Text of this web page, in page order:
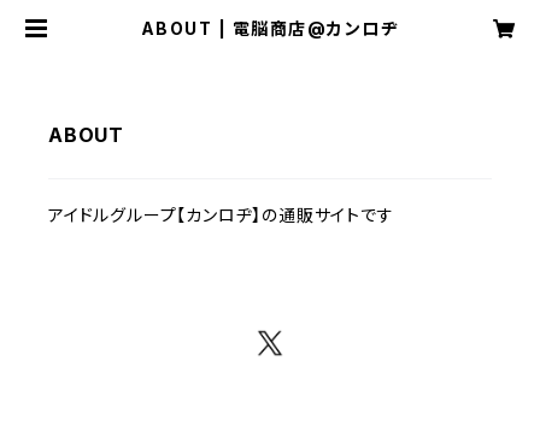
ABOUT | 電脳商店@カンロヂ
ABOUT
アイドルグループ【カンロヂ】の通販サイトです